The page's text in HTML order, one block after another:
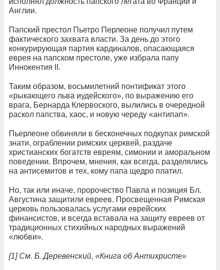
Англии.
Папский престол Пьетро Перлеоне получил путем
фактического захвата власти. За день до этого
конкурирующая партия кардиналов, опасающаяся
еврея на папском престоле, уже избрала папу
Иннокентия II.
Таким образом, восьмилетний понтификат этого
«рыкающего льва иудейского», по выражению его
врага, Бернарда Клервоского, вылились в очередной
раскол папства, хаос, и новую череду «антипап».
Пьерлеоне обвиняли в бесконечных подкупах римской
знати, ограблении римских церквей, раздаче
христианских богатств евреям, симонии и аморальном
поведении. Впрочем, мнения, как всегда, разделялись
на антисемитов и тех, кому папа щедро платил.
Но, так или иначе, пророчество Павла и позиция Бл.
Августина защитили евреев. Просвещенная Римская
церковь пользовалась услугами еврейских
финансистов, и всегда вставала на защиту евреев от
традиционных стихийных народных выражений
«любви».
[1] См. Б. Деревенский, «Книга об Антихристе»